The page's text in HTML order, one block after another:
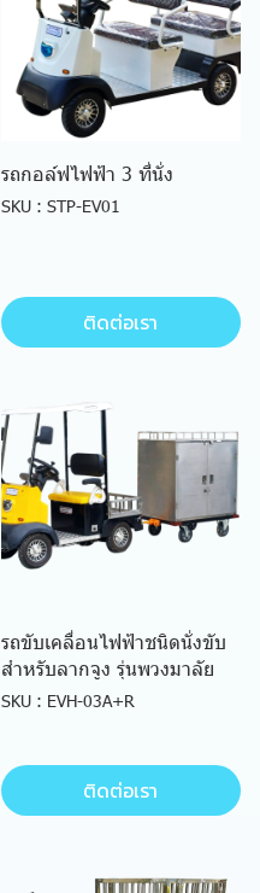
รถกอล์ฟไฟฟ้า 3 ที่นั่ง
SKU : STP-EV01
ติดต่อเรา
รถขับเคลื่อนไฟฟ้าชนิดนั่งขับ
สำหรับลากจูง รุ่นพวงมาลัย
SKU : EVH-03A+R
ติดต่อเรา